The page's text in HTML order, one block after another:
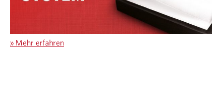
» Mehr erfahren